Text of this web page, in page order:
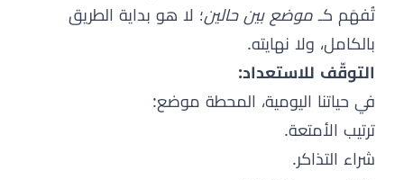
تُفهَم كـموضع بين حالين؛ لا هو بداية الطريق
بالكامل، ولا نهايته.
التوقّف للاستعداد:
في حياتنا اليومية، المحطة موضع:
ترتيب الأمتعة.
شراء التذاكر.